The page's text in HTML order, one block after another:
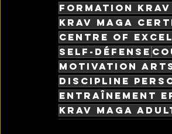
formation krav
Krav Maga
centre of
self-défense
motivation
discipline
entraînement
krav maga